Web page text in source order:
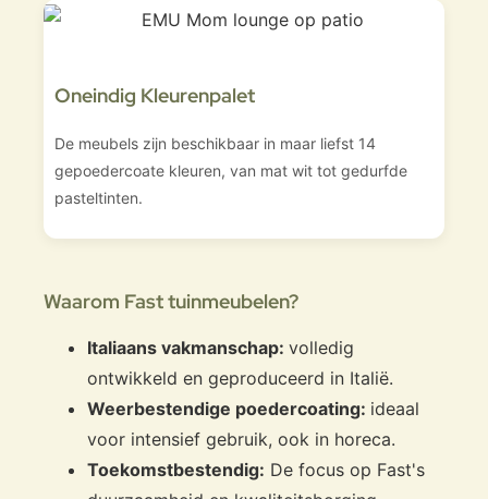
Oneindig Kleurenpalet
De meubels zijn beschikbaar in maar liefst 14
gepoedercoate kleuren, van mat wit tot gedurfde
pasteltinten.
Waarom Fast tuinmeubelen?
Italiaans vakmanschap: volledig
ontwikkeld en geproduceerd in Italië.
Weerbestendige poedercoating: ideaal
voor intensief gebruik, ook in horeca.
Toekomstbestendig: De focus op Fast's